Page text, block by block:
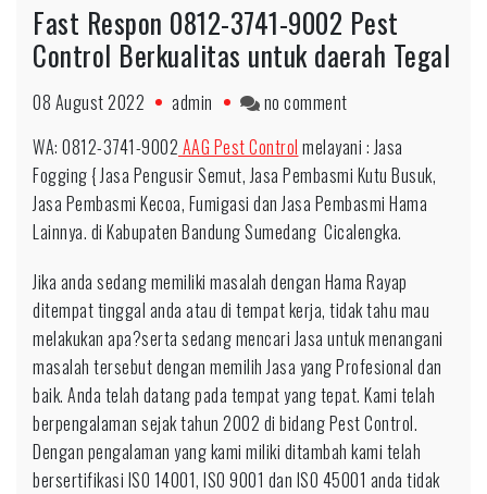
Fast Respon 0812-3741-9002 Pest
Control Berkualitas untuk daerah Tegal
08 August 2022 admin no commenton
Respon
0812-
3741-
9002
Pest
Control
Berkualitas
untuk
daerah
Tegal
WA: 0812-3741-9002 AAG Pest Control melayani : Jasa
Fogging { Jasa Pengusir Semut, Jasa Pembasmi Kutu Busuk,
Jasa Pembasmi Kecoa, Fumigasi dan Jasa Pembasmi Hama
Lainnya. di Kabupaten Bandung Sumedang Cicalengka.
Jika anda sedang memiliki masalah dengan Hama Rayap
ditempat tinggal anda atau di tempat kerja, tidak tahu mau
melakukan apa?serta sedang mencari Jasa untuk menangani
masalah tersebut dengan memilih Jasa yang Profesional dan
baik. Anda telah datang pada tempat yang tepat. Kami telah
berpengalaman sejak tahun 2002 di bidang Pest Control.
Dengan pengalaman yang kami miliki ditambah kami telah
bersertifikasi ISO 14001, ISO 9001 dan ISO 45001 anda tidak